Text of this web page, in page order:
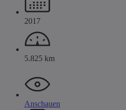
2017
5.825 km
Anschauen